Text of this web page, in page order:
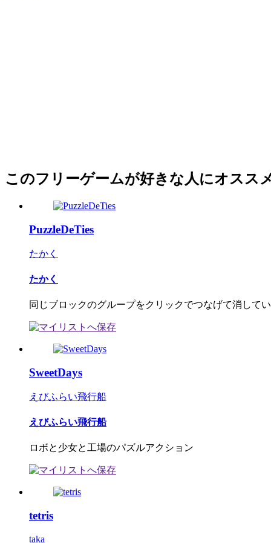
このフリーゲームが好きな人にオスス
PuzzleDeTies
たかく
たかく
同じブロックのグループをクリックでつなげて消して
SweetDays
えびふらい飛行船
えびふらい飛行船
ロボと少女と工場のパズルアクション
tetris
taka